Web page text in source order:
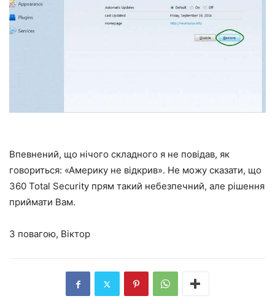
Впевнений, що нічого складного я не повідав, як
говориться: «Америку не відкрив». Не можу сказати, що
360 Total Security прям такий небезпечний, але рішення
приймати Вам.
З повагою, Віктор